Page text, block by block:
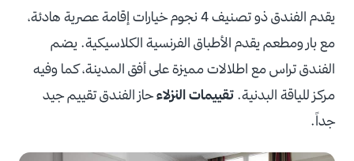
يقدم الفندق ذو تصنيف 4 نجوم خيارات إقامة عصرية هادئة،
مع بار ومطعم يقدم الأطباق الفرنسية الكلاسيكية. يضم
الفندق تراس مع اطلالات مميزة على أفق المدينة، كما وفيه
مركز للياقة البدنية. تقييمات النزلاءحاز الفندق تقييم جيد
جداً.